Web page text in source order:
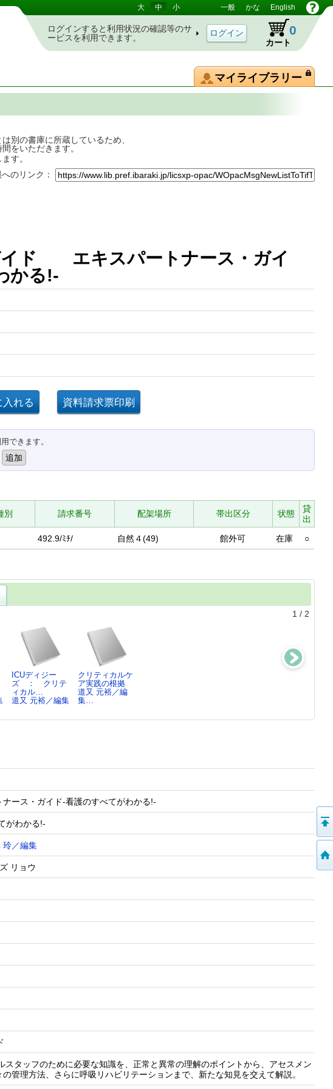
大 中 小 一般 かな English
ログインすると利用状況の確認等のサ
ービスを利用できます。
カート
0
マイライブラリー
別の書庫に所蔵しているため、
をいただきます。
す。
のリンク：
イド エキスパートナース・ガイ
わかる!-
できます。
別 請求番号 配架場所 帯出区分 状態
貸
出
492.9/ﾐﾁ/ 自然４(49) 館外可 在庫 ○
1 / 2
ICUディジー
ズ ： クリテ
ィカル…
道又 元裕／編集
クリティカルケ
ア実践の根拠
道又 元裕／編
集…
ース・ガイド-看護のすべてがわかる!-
がわかる!-
玲／編集
リョウ
スタッフのために必要な知識を、正常と異常の理解のポイントから、アセスメン
管理方法、さらに呼吸リハビリテーションまで、新たな知見を交えて解説。